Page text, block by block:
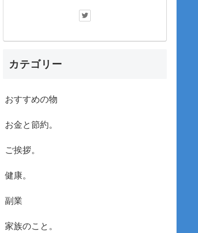
カテゴリー
おすすめの物
お金と節約。
ご挨拶。
健康。
副業
家族のこと。